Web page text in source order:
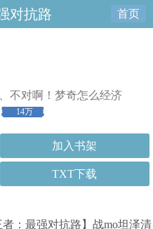
对抗路 首页
不对啊！梦奇怎么经济
14万
加入书架
TXT下载
：最强对抗路】战mo坦泽清